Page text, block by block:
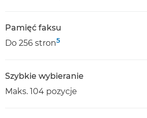
Pamięć faksu
Do 256 stron5
Szybkie wybieranie
Maks. 104 pozycje